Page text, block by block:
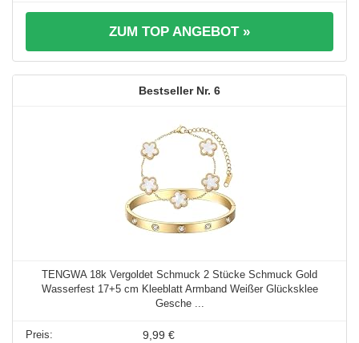
ZUM TOP ANGEBOT »
6
TENGWA 18k Vergoldet Schmuck 2 Stücke Schmuck Gold
Wasserfest 17+5 cm Kleeblatt Armband Weißer Glücksklee
Gesche ...
9,99 €